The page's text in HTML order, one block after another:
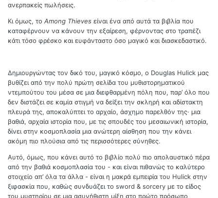
ανερπακείς πωλήσεις.
Κι όμως, το Among Thieves είναι ένα από αυτά τα βιβλία που
καταφέρνουν να κάνουν την εξαίρεση, φέρνοντας στο τραπέζι
κάτι τόσο φρέσκο και ευφάνταστο όσο μαγικό και διασκεδαστικό.
Δημιουργώντας τον δικό του, μαγικό κόσμο, ο Douglas Hulick μας
βυθίζει από την πολύ πρώτη σελίδα του μυθιστορηματικού
ντεμπούτου του μέσα σε μια διεφθαρμένη πόλη που, παρ’ όλο που
δεν διστάζει σε καμία στιγμή να δείξει την σκληρή και αδίστακτη
πλευρά της, αποκαλύπτει το αρχαίο, άσχημο παρελθόν της· μια
βαθιά, αρχαία ιστορία που, με τις σπουδές του μεσαιωνική ιστορία,
δίνει στην κοσμοπλασία μια ανώτερη αίσθηση που την κάνει
ακόμη πιο πλούσια από τις περισσότερες σύνηθες.
Αυτό, όμως, που κάνει αυτό το βιβλίο πολύ πιο απολαυστικό πέρα
από την βαθιά κοσμοπλασία του - και είναι πιθανώς το καλύτερο
στοιχείο απ’ όλα τα άλλα - είναι η μακρά εμπειρία του Hulick στην
ξιφασκία που, καθώς συνδυάζει το sword & sorcery με το είδος
του μυστηρίου σε μια ασυνήθιστη μίξη στο πρώτο πρόσωπο